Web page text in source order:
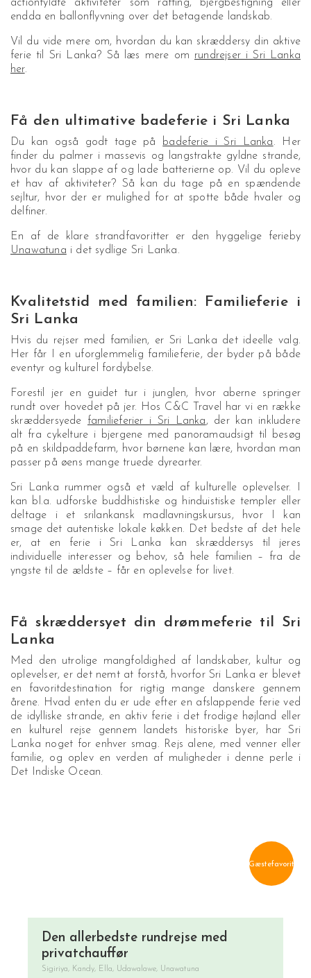
actionfyldte aktiviteter som rafting, bjergbestigning eller
endda en ballonflyvning over det betagende landskab.
Vil du vide mere om, hvordan du kan skræddersy din aktive
ferie til Sri Lanka? Så læs mere om rundrejser i Sri Lanka
her.
Få den ultimative badeferie i Sri Lanka
Du kan også godt tage på badeferie i Sri Lanka. Her
finder du palmer i massevis og langstrakte gyldne strande,
hvor du kan slappe af og lade batterierne op. Vil du opleve
et hav af aktiviteter? Så kan du tage på en spændende
sejltur, hvor der er mulighed for at spotte både hvaler og
delfiner.
En af de klare strandfavoritter er den hyggelige ferieby
Unawatuna i det sydlige Sri Lanka.
Kvalitetstid med familien: Familieferie i
Sri Lanka
Hvis du rejser med familien, er Sri Lanka det ideelle valg.
Her får I en uforglemmelig familieferie, der byder på både
eventyr og kulturel fordybelse.
Forestil jer en guidet tur i junglen, hvor aberne springer
rundt over hovedet på jer. Hos C&C Travel har vi en række
skræddersyede familieferier i Sri Lanka, der kan inkludere
alt fra cykelture i bjergene med panoramaudsigt til besøg
på en skildpaddefarm, hvor børnene kan lære, hvordan man
passer på øens mange truede dyrearter.
Sri Lanka rummer også et væld af kulturelle oplevelser. I
kan bl.a. udforske buddhistiske og hinduistiske templer eller
deltage i et srilankansk madlavningskursus, hvor I kan
smage det autentiske lokale køkken. Det bedste af det hele
er, at en ferie i Sri Lanka kan skræddersys til jeres
individuelle interesser og behov, så hele familien – fra de
yngste til de ældste – får en oplevelse for livet.
Få skræddersyet din drømmeferie til Sri
Lanka
Med den utrolige mangfoldighed af landskaber, kultur og
oplevelser, er det nemt at forstå, hvorfor Sri Lanka er blevet
en favoritdestination for rigtig mange danskere gennem
årene. Hvad enten du er ude efter en afslappende ferie ved
de idylliske strande, en aktiv ferie i det frodige højland eller
en kulturel rejse gennem landets historiske byer, har Sri
Lanka noget for enhver smag. Rejs alene, med venner eller
familie, og oplev en verden af muligheder i denne perle i
Det Indiske Ocean.
Gæstefavorit
Den allerbedste rundrejse med
privatchauffør
Sigiriya, Kandy, Ella, Udawalawe, Unawatuna